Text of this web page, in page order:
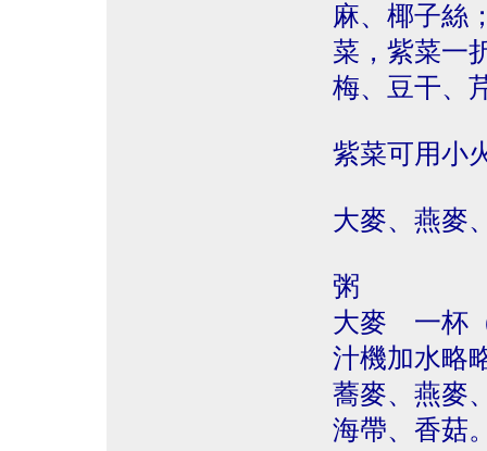
麻、椰子絲
菜，紫菜一
梅、豆干、
紫菜可用小
大麥、燕麥
粥
大麥 一杯
汁機加水略
蕎麥、燕麥
海帶、香菇